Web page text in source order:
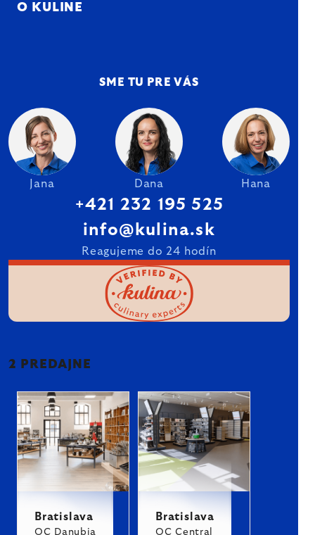
O KULINE
SME TU PRE VÁS
Jana Dana Hana
+421 232 195 525
info@kulina.sk
Reagujeme do 24 hodín
2 PREDAJNE
Bratislava
OC Danubia
Bratislava
OC Central